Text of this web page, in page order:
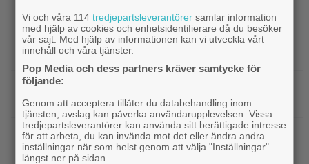
Dokumentär|Hör Sveriges märkligaste skratt i
trailern till ”Bäst i världen”
Bioaktuellt
kan bli Nolans mest inkomstbringande film
Disney|Dwayne Johnson försvarar ”Vaiana”
efter sågningarna: ”Sånt händer”
Vi och våra 114tredjepartsleverantörer samlar information
med hjälp av cookies och enhetsidentifierare då du besöker
vår sajt. Med hjälp av informationen kan vi utveckla vårt
innehåll och våra tjänster.
Pop Media och dess partners kräver samtycke för
följande:
Genom att acceptera tillåter du databehandling inom
tjänsten, avslag kan påverka användarupplevelsen. Vissa
tredjepartsleverantörer kan använda sitt berättigade intresse
för att arbeta, du kan invända mot det eller ändra andra
inställningar när som helst genom att välja "Inställningar"
längst ner på sidan.